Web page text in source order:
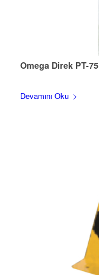
Omega Direk PT-75
Devamını Oku